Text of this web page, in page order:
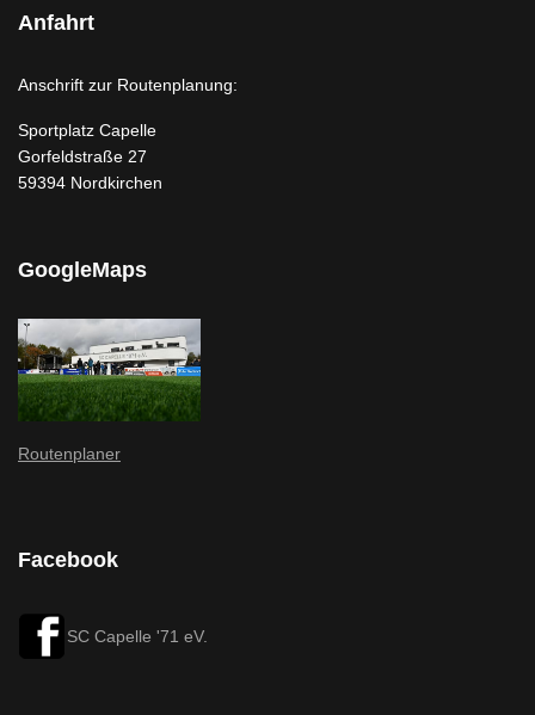
Anfahrt
Anschrift zur Routenplanung:
Sportplatz Capelle
Gorfeldstraße 27
59394 Nordkirchen
GoogleMaps
Routenplaner
Facebook
SC Capelle '71 eV.